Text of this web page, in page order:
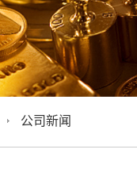
公司新闻